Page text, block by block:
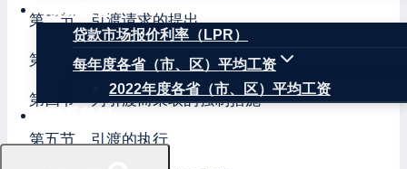
权威数据
贷款市场报价利率（LPR）
每年度各省（市、区）平均工资
2022年度各省（市、区）平均工资
第二节 引渡请求的提出
第三节 对引渡请求的审查
第四节 为引渡而采取的强制措施
第五节 引渡的执行